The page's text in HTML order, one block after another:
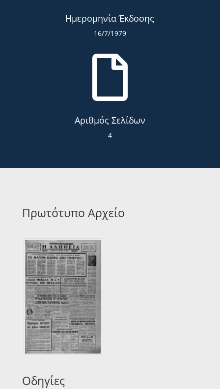
Ημερομηνία Έκδοσης
16/7/1979

Αριθμός Σελίδων
4
Πρωτότυπο Αρχείο
Οδηγίες